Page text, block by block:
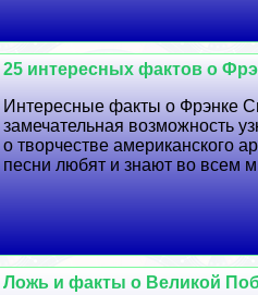
25 интересных фактов о
Интересные факты о Фрэнке
замечательная возможность
о творчестве американского
песни любят и знают во всем
Ложь и факты о Великой